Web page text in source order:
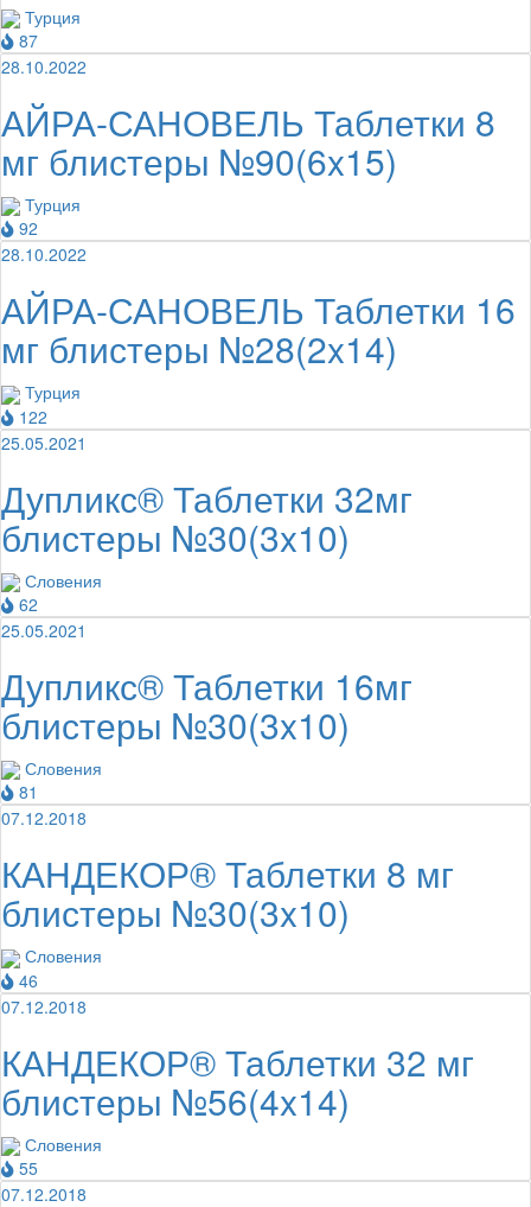
Турция
87
28.10.2022
АЙРА-САНОВЕЛЬ Таблетки 8
мг блистеры №90(6x15)
Турция
92
28.10.2022
АЙРА-САНОВЕЛЬ Таблетки 16
мг блистеры №28(2x14)
Турция
122
25.05.2021
Дупликс® Таблетки 32мг
блистеры №30(3x10)
Словения
62
25.05.2021
Дупликс® Таблетки 16мг
блистеры №30(3x10)
Словения
81
07.12.2018
КАНДЕКОР® Таблетки 8 мг
блистеры №30(3x10)
Словения
46
07.12.2018
КАНДЕКОР® Таблетки 32 мг
блистеры №56(4x14)
Словения
55
07.12.2018